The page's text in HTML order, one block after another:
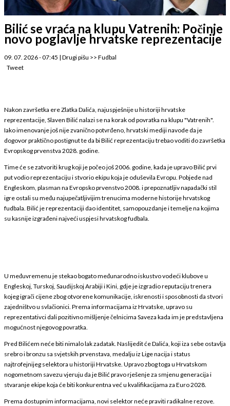
Bilić se vraća na klupu Vatrenih: Počinje
novo poglavlje hrvatske reprezentacije
09. 07. 2026 - 07:45 | Drugi pišu >> Fudbal
Tweet
Nakon završetka ere Zlatka Dalića, najuspješnije u historiji hrvatske
reprezentacije, Slaven Bilić nalazi se na korak od povratka na klupu "Vatrenih".
Iako imenovanje još nije zvanično potvrđeno, hrvatski mediji navode da je
dogovor praktično postignut te da bi Bilić reprezentaciju trebao voditi do završetka
Evropskog prvenstva 2028. godine.
Time će se zatvoriti krug koji je počeo još 2006. godine, kada je upravo Bilić prvi
put vodio reprezentaciju i stvorio ekipu koja je oduševila Evropu. Pobjede nad
Engleskom, plasman na Evropsko prvenstvo 2008. i prepoznatljiv napadački stil
igre ostali su među najupečatljivijim trenucima moderne historije hrvatskog
fudbala. Bilić je reprezentaciji dao identitet, samopouzdanje i temelje na kojima
su kasnije izgrađeni najveći uspjesi hrvatskog fudbala.
U međuvremenu je stekao bogato međunarodno iskustvo vodeći klubove u
Engleskoj, Turskoj, Saudijskoj Arabiji i Kini, gdje je izgradio reputaciju trenera
kojeg igrači cijene zbog otvorene komunikacije, iskrenosti i sposobnosti da stvori
zajedništvo u svlačionici. Prema informacijama iz Hrvatske, upravo su
reprezentativci dali pozitivno mišljenje čelnicima Saveza kada im je predstavljena
mogućnost njegovog povratka.
Pred Bilićem neće biti nimalo lak zadatak. Naslijedit će Dalića, koji iza sebe ostavlja
srebro i bronzu sa svjetskih prvenstava, medalju iz Lige nacija i status
najtrofejnijeg selektora u historiji Hrvatske. Upravo zbog toga u Hrvatskom
nogometnom savezu vjeruju da je Bilić pravo rješenje za smjenu generacija i
stvaranje ekipe koja će biti konkurentna već u kvalifikacijama za Euro 2028.
Prema dostupnim informacijama, novi selektor neće praviti radikalne rezove.